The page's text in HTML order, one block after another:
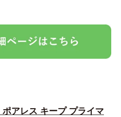
アレス キープ プライマ